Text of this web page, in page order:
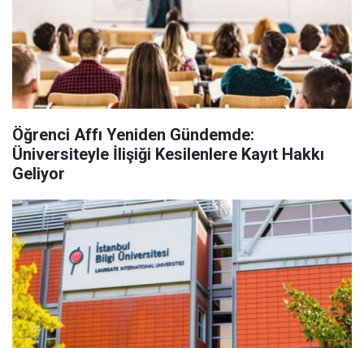
Öğrenci Affı Yeniden Gündemde:
Üniversiteyle İlişiği Kesilenlere Kayıt Hakkı
Geliyor